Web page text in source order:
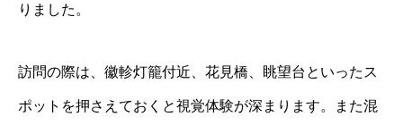
りました。
訪問の際は、徽軫灯籠付近、花見橋、眺望台といったス
ポットを押さえておくと視覚体験が深まります。また混